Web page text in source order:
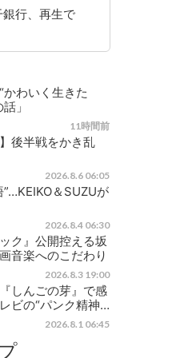
行、再生で
かわいく生きた
」
11時間前
後半戦をかき乱
2026.8.6 06:05
”…KEIKO＆SUZUが
2026.8.4 06:30
ク』公開控える坂
音楽へのこだわり
2026.8.3 19:00
しんごの芽』で感
ビの“パンク精神…
2026.8.1 06:45